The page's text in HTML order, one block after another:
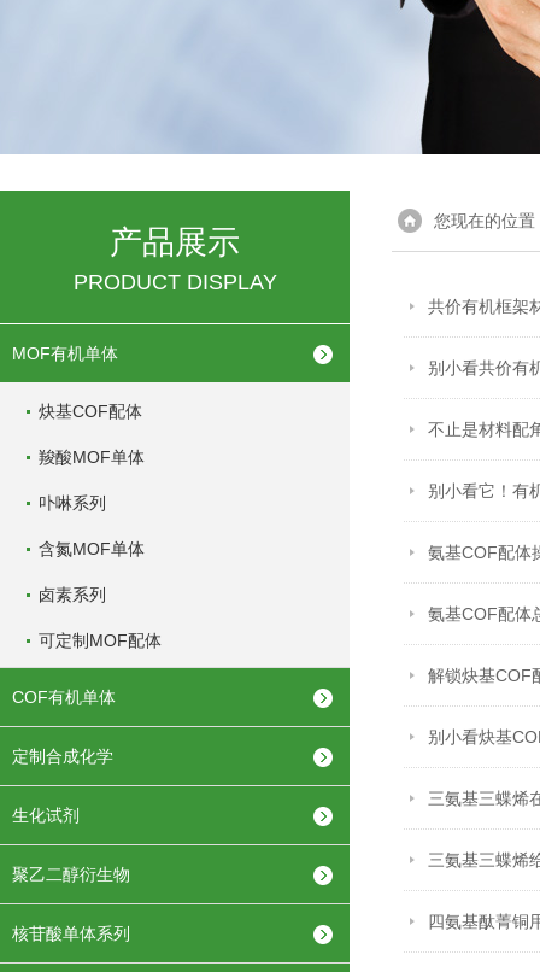
产品展示
PRODUCT DISPLAY
MOF有机单体
炔基COF配体
羧酸MOF单体
卟啉系列
含氮MOF单体
卤素系列
可定制MOF配体
COF有机单体
定制合成化学
生化试剂
聚乙二醇衍生物
核苷酸单体系列
您现在的位置
共价有机框架
别小看共价有
不止是材料配
别小看它！有
氨基COF配体
氨基COF配体
解锁炔基COF
别小看炔基
三氨基三蝶烯
三氨基三蝶烯
四氨基酞菁铜